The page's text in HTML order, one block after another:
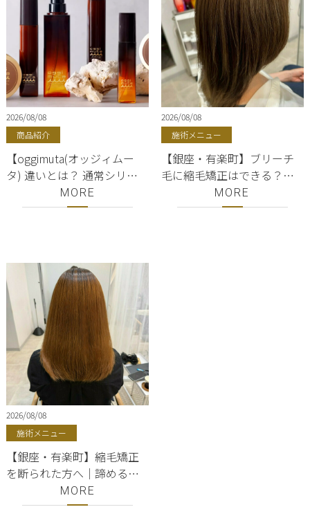
2026/08/08
商品紹介
【oggimuta(オッジィムー
タ) 違いとは？ 通常シリー
ズと何が違う？】 シャンプ
ー・トリートメント ｜銀
MORE
2026/08/08
施術メニュー
【銀座・有楽町】ブリーチ
毛に縮毛矯正はできる？美
容室ShellBearが徹底解説
MORE
2026/08/08
施術メニュー
【銀座・有楽町】縮毛矯正
を断られた方へ｜諦める前
に相談したい美容室
ShellBear
MORE